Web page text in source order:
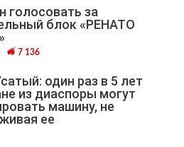
голосовать за
блок «РЕНАТО
7 136
один раз в 5 лет
из диаспоры могут
машину, не
ее